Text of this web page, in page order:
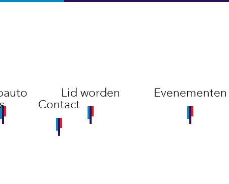
Lid worden Evenementen
Contact